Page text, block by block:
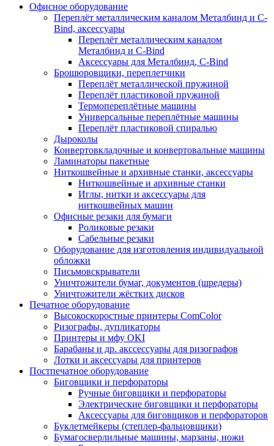
Офисное оборудование
Переплёт металлическим каналом Металбинд и C-
Bind, аксессуары
Переплёт металлическим каналом
Металбинд и C-Bind
Аксессуары для Металбинд, C-Bind
Брошюровщики, переплетчики
Переплёт металлической пружиной
Переплёт пластиковой пружиной
Термопереплётные машины
Универсальные переплётные машины
Переплёт пластиковой спиралью
Дыроколы
Конвертовкладочные и конвертовальные машины
Ламинаторы пакетные
Ниткошвейные и архивные станки, аксессуары
Ниткошвейные и архивные станки
Иглы, нитки и аксессуары для
ниткошвейных машин
Офисные резаки для бумаги
Роликовые резаки
Сабельные резаки
Оборудование для изготовления индивидуальной
обложки
Письмовскрыватели
Уничтожители бумаг, документов (шредеры)
Уничтожители жёстких дисков
Печатное оборудование
Высокоскоростные принтеры ComColor
Ризографы, дупликаторы
Принтеры и мфу OKI
Барабаны и др. акссессуары для ризографов
Лотки и аксессуары для принтеров
Постпечатное оборудование
Биговщики и перфораторы
Ручные биговщики и перфораторы
Электрические биговщики и перфораторы
Аксессуары для биговщиков и перфораторов
Буклетмейкеры (степлер-фальцовщики)
Бумагосверлильные машины, марзаны, ножи